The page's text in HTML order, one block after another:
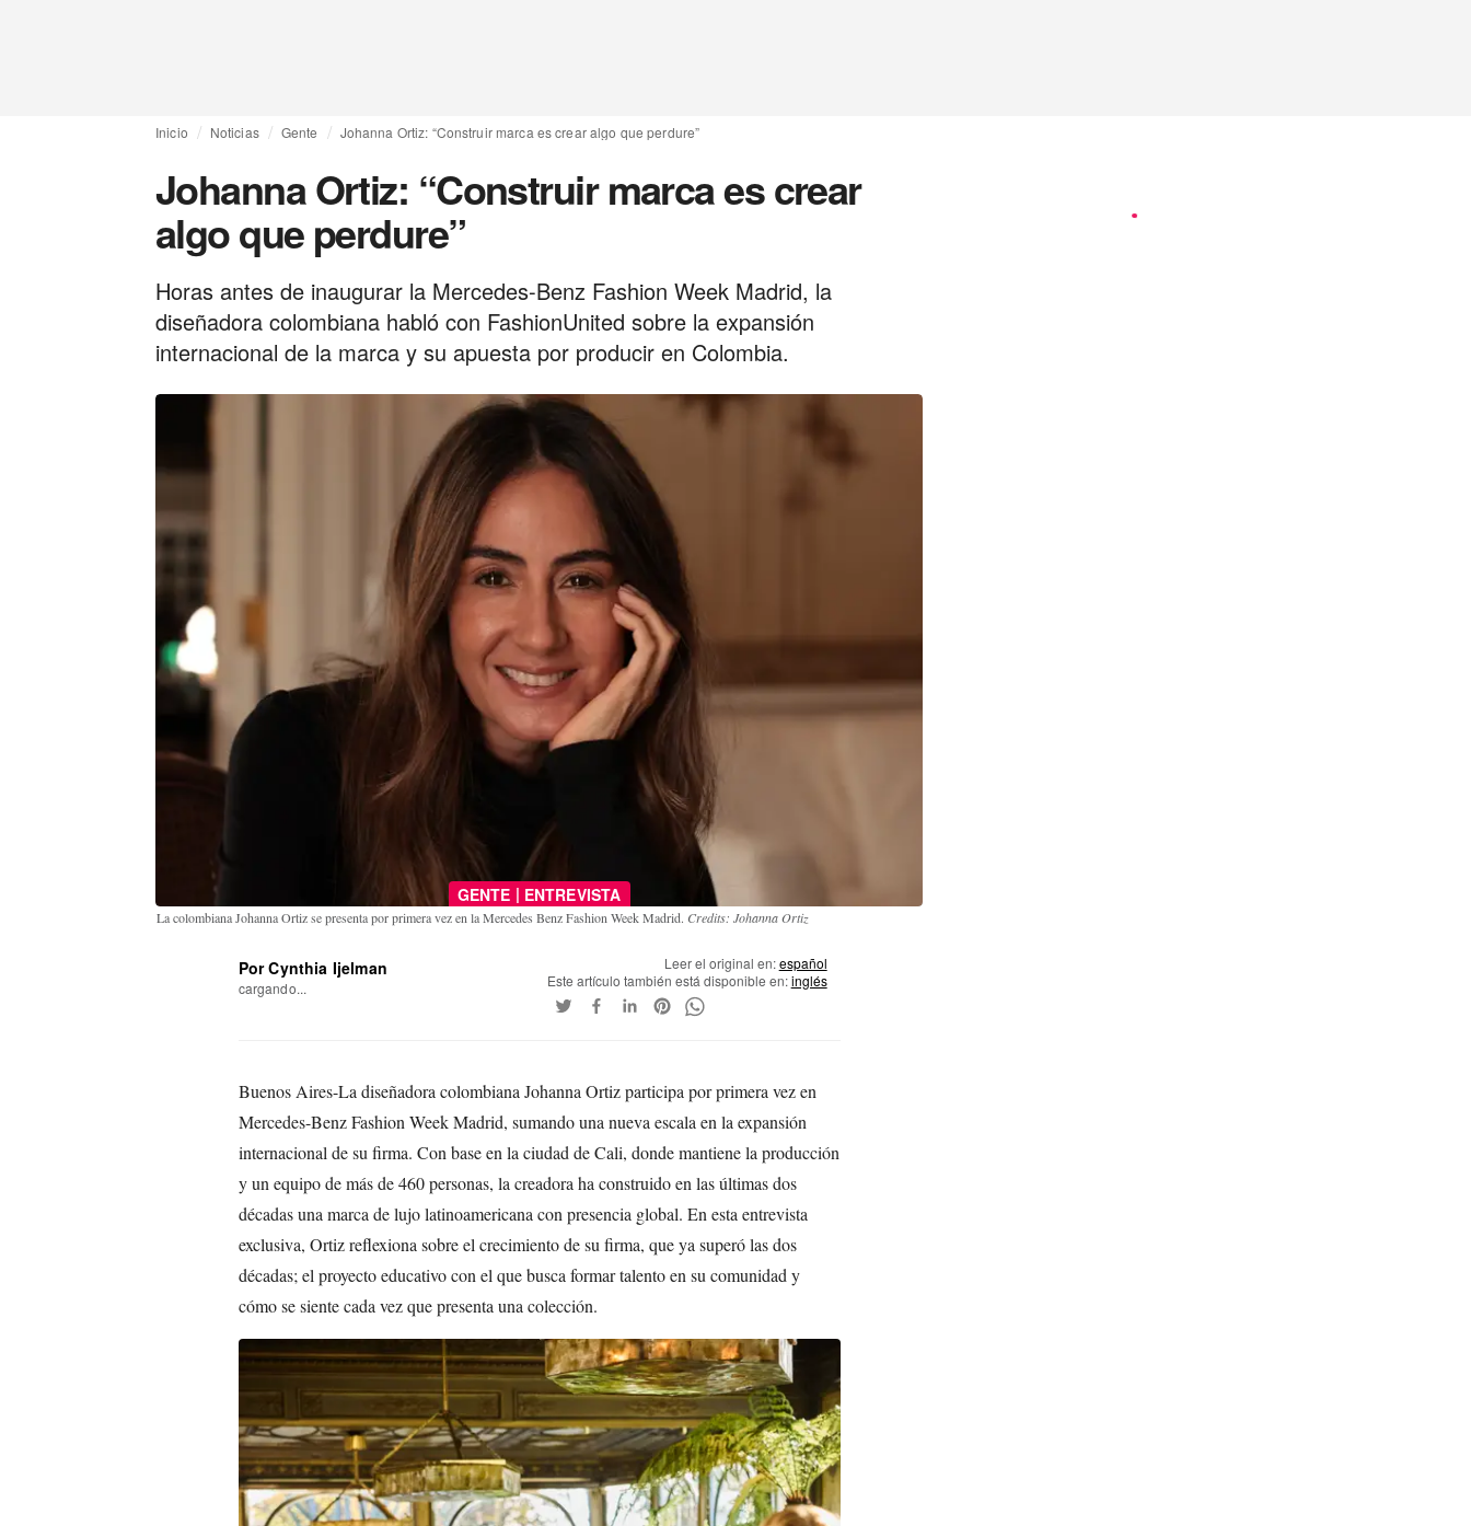
Inicio Noticias Gente Johanna Ortiz: “Construir marca es crear algo que perdure”
Johanna Ortiz: “Construir marca es crear
algo que perdure”
Horas antes de inaugurar la Mercedes-Benz Fashion Week Madrid, la
diseñadora colombiana habló con FashionUnited sobre la expansión
internacional de la marca y su apuesta por producir en Colombia.
GENTE | ENTREVISTA
La colombiana Johanna Ortiz se presenta por primera vez en la Mercedes Benz Fashion Week Madrid. Credits: Johanna Ortiz
Por Cynthia Ijelman
cargando...
Leer el original en:español
Este artículo también está disponible en:inglés
Buenos Aires-La diseñadora colombiana Johanna Ortiz participa por primera vez en
Mercedes-Benz Fashion Week Madrid, sumando una nueva escala en la expansión
internacional de su firma. Con base en la ciudad de Cali, donde mantiene la producción
y un equipo de más de 460 personas, la creadora ha construido en las últimas dos
décadas una marca de lujo latinoamericana con presencia global. En esta entrevista
exclusiva, Ortiz reflexiona sobre el crecimiento de su firma, que ya superó las dos
décadas; el proyecto educativo con el que busca formar talento en su comunidad y
cómo se siente cada vez que presenta una colección.